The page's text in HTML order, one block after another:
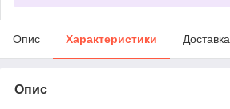
Опис Характеристики Доставка
Опис